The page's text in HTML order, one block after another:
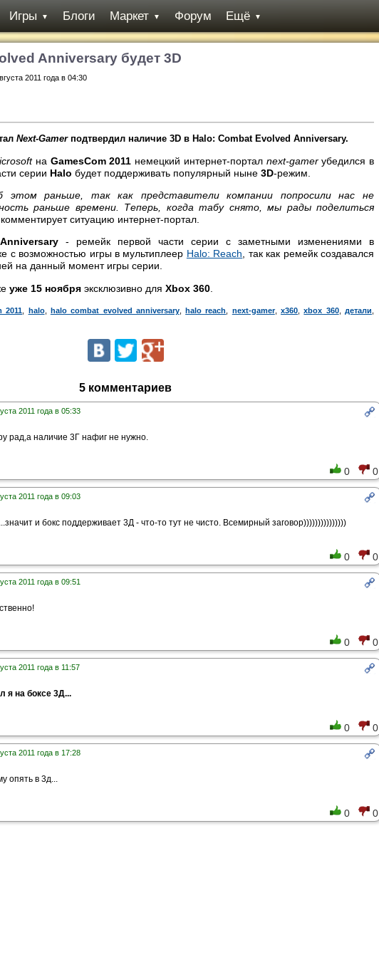
Игры ▼ Блоги Маркет ▼ Форум Ещё ▼
Anniversary будет 3D
2011 года в 04:30
Next-Gamerподтвердил наличие 3D в Halo: Combat Evolved Anniversary.
на GamesCom 2011 немецкий интернет-портал next-gamerубедился в
серии Halo будет поддерживать популярный ныне 3D-режим.
этом раньше, так как представители компании попросили нас не
раньше времени. Теперь, когда табу снято, мы рады поделиться
комментирует ситуацию интернет-портал.
- ремейк первой части серии с заметными изменениями в
с возможностью игры в мультиплеер Halo: Reach, так как ремейк создавался
на данный момент игры серии.
уже 15 ноября эксклюзивно для Xbox 360
2011 halo, halo combat evolved anniversary,halo reach next-gamer,x360 ,xbox 360, детали
5 комментариев
2011 года в 05:33
рад,а наличие 3Г нафиг не нужно.
0 0
2011 года в 09:03
и бокс поддерживает 3Д - что-то тут не чисто. Всемирный заговор)))))))))))))))
0 0
2011 года в 09:51
0 0
2011 года в 11:57
я на боксе 3Д...
0 0
2011 года в 17:28
опять в 3д...
0 0